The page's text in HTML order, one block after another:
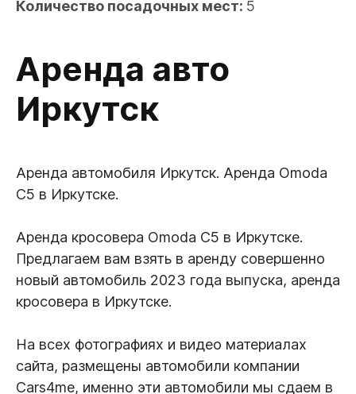
Количество посадочных мест: 5
Аренда авто
Иркутск
Аренда автомобиля Иркутск. Аренда Omoda
C5 в Иркутске.
Аренда кросовера Omoda C5 в Иркутске.
Предлагаем вам взять в аренду совершенно
новый автомобиль 2023 года выпуска, аренда
кросовера в Иркутске.
На всех фотографиях и видео материалах
сайта, размещены автомобили компании
Сars4me, именно эти автомобили мы сдаем в